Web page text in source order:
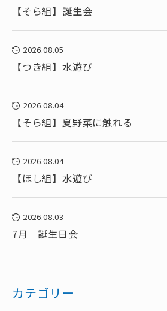
【そら組】誕生会
2026.08.05
【つき組】水遊び
2026.08.04
【そら組】夏野菜に触れる
2026.08.04
【ほし組】水遊び
2026.08.03
7月 誕生日会
カテゴリー